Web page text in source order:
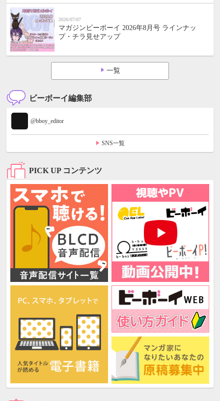
2026/07/07
マガジンビーボーイ 2026年8月号 ラインナッ
プ・チラ見せアップ
一覧
ビーボーイ編集部
@bboy_editor
SNS一覧
PICK UP コンテンツ